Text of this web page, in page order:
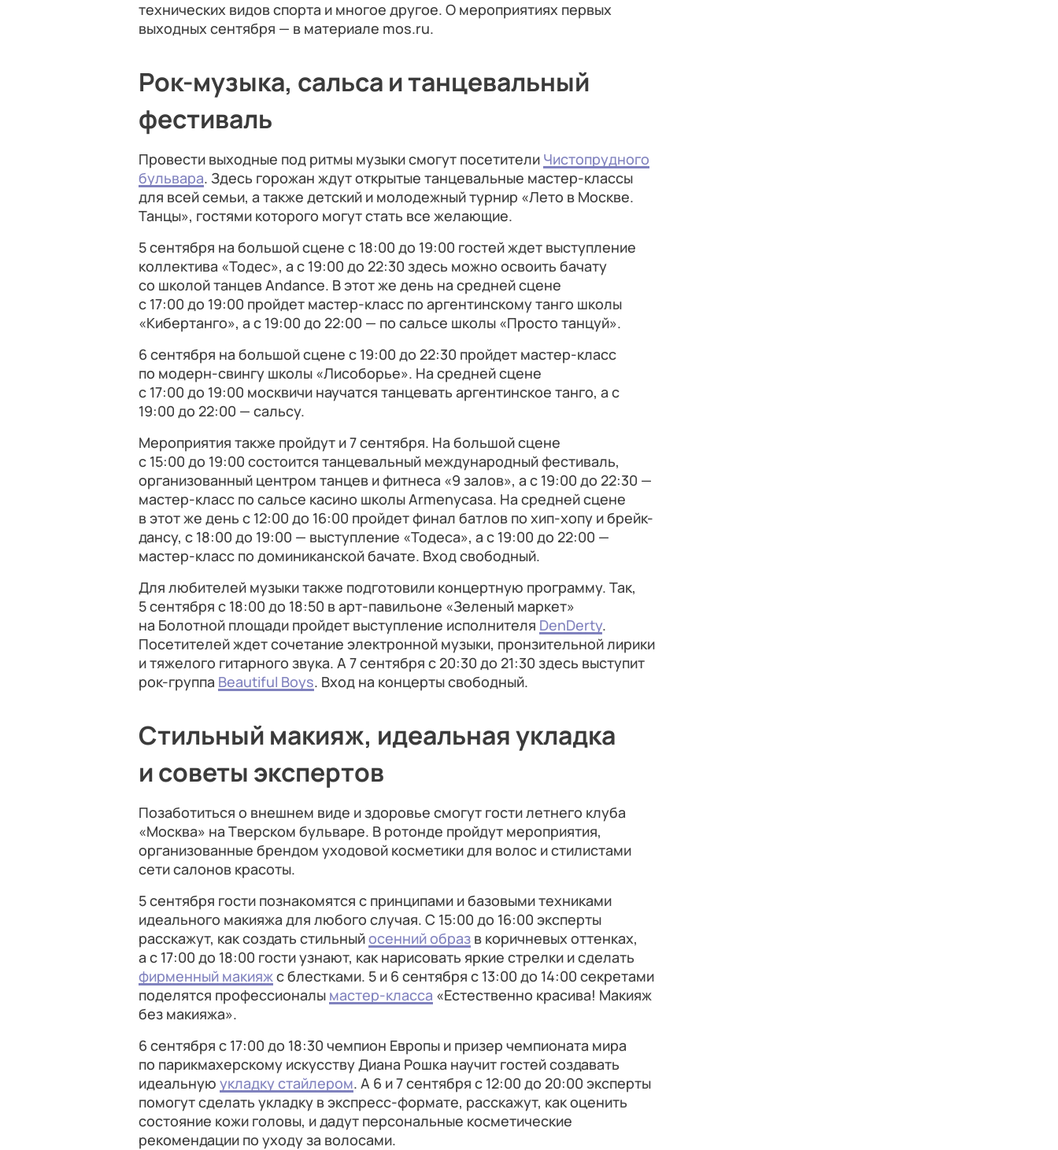
технических видов спорта и многое другое. О мероприятиях первых
выходных сентября — в материале mos.ru.
Рок-музыка, сальса и танцевальный
фестиваль
Провести выходные под ритмы музыки смогут посетители Чистопрудного
бульвара. Здесь горожан ждут открытые танцевальные мастер-классы
для всей семьи, а также детский и молодежный турнир «Лето в Москве.
Танцы», гостями которого могут стать все желающие.
5 сентября на большой сцене с 18:00 до 19:00 гостей ждет выступление
коллектива «Тодес», а с 19:00 до 22:30 здесь можно освоить бачату
со школой танцев Andance. В этот же день на средней сцене
с 17:00 до 19:00 пройдет мастер-класс по аргентинскому танго школы
«Кибертанго», а с 19:00 до 22:00 — по сальсе школы «Просто танцуй».
6 сентября на большой сцене с 19:00 до 22:30 пройдет мастер-класс
по модерн-свингу школы «Лисоборье». На средней сцене
с 17:00 до 19:00 москвичи научатся танцевать аргентинское танго, а с
19:00 до 22:00 — сальсу.
Мероприятия также пройдут и 7 сентября. На большой сцене
с 15:00 до 19:00 состоится танцевальный международный фестиваль,
организованный центром танцев и фитнеса «9 залов», а с 19:00 до 22:30 —
мастер-класс по сальсе касино школы Armenycasa. На средней сцене
в этот же день с 12:00 до 16:00 пройдет финал батлов по хип-хопу и брейк-
дансу, с 18:00 до 19:00 — выступление «Тодеса», а с 19:00 до 22:00 —
мастер-класс по доминиканской бачате. Вход свободный.
Для любителей музыки также подготовили концертную программу. Так,
5 сентября с 18:00 до 18:50 в арт-павильоне «Зеленый маркет»
на Болотной площади пройдет выступление исполнителя DenDerty.
Посетителей ждет сочетание электронной музыки, пронзительной лирики
и тяжелого гитарного звука. А 7 сентября с 20:30 до 21:30 здесь выступит
рок-группа Beautiful Boys. Вход на концерты свободный.
Стильный макияж, идеальная укладка
и советы экспертов
Позаботиться о внешнем виде и здоровье смогут гости летнего клуба
«Москва» на Тверском бульваре. В ротонде пройдут мероприятия,
организованные брендом уходовой косметики для волос и стилистами
сети салонов красоты.
5 сентября гости познакомятся с принципами и базовыми техниками
идеального макияжа для любого случая. С 15:00 до 16:00 эксперты
расскажут, как создать стильныйосенний образ в коричневых оттенках,
а с 17:00 до 18:00 гости узнают, как нарисовать яркие стрелки и сделать
фирменный макияжс блестками. 5 и 6 сентября с 13:00 до 14:00 секретами
поделятся профессионалы мастер-класса «Естественно красива! Макияж
без макияжа».
6 сентября с 17:00 до 18:30 чемпион Европы и призер чемпионата мира
по парикмахерскому искусству Диана Рошка научит гостей создавать
идеальную укладку стайлером. А 6 и 7 сентября с 12:00 до 20:00 эксперты
помогут сделать укладку в экспресс-формате, расскажут, как оценить
состояние кожи головы, и дадут персональные косметические
рекомендации по уходу за волосами.